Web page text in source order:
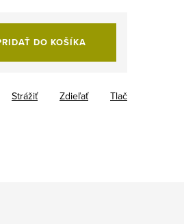
DO KOŠÍKA
Tlač
Strážiť Zdieľať